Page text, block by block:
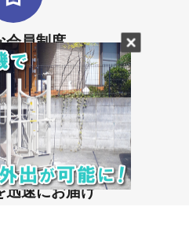
会員制度
買い物ができます。
迅速にお届け